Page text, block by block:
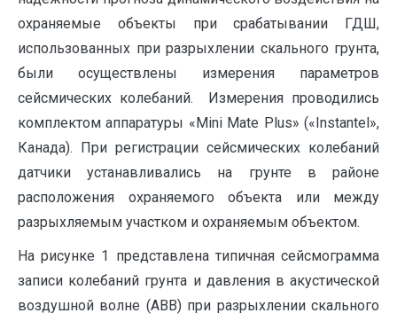
охраняемые объекты при срабатывании ГДШ,
использованных при разрыхлении скального грунта,
были осуществлены измерения параметров
сейсмических колебаний. Измерения проводились
комплектом аппаратуры «Mini Мate Plus» («Instantel»,
Канада). При регистрации сейсмических колебаний
датчики устанавливались на грунте в районе
расположения охраняемого объекта или между
разрыхляемым участком и охраняемым объектом.
На рисунке 1 представлена типичная сейсмограмма
записи колебаний грунта и давления в акустической
воздушной волне (АВВ) при разрыхлении скального